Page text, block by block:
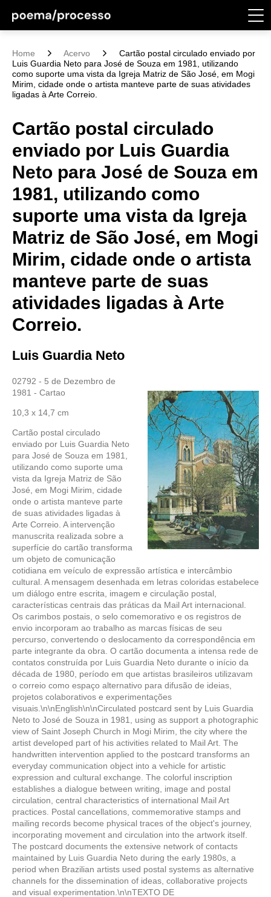
Home Acervo
Cartão postal circulado enviado por
Luis Guardia Neto para José de Souza em 1981, utilizando
como suporte uma vista da Igreja Matriz de São José, em Mogi
Mirim, cidade onde o artista manteve parte de suas atividades
ligadas à Arte Correio.
Cartão postal circulado
enviado por Luis Guardia
Neto para José de Souza em
1981, utilizando como
suporte uma vista da Igreja
Matriz de São José, em Mogi
Mirim, cidade onde o artista
manteve parte de suas
atividades ligadas à Arte
Correio.
Luis Guardia Neto
02792 - 5 de Dezembro de
1981 - Cartao
10,3 x 14,7 cm
Cartão postal circulado
enviado por Luis Guardia Neto
para José de Souza em 1981,
utilizando como suporte uma
vista da Igreja Matriz de São
José, em Mogi Mirim, cidade
onde o artista manteve parte
de suas atividades ligadas à
Arte Correio. A intervenção
manuscrita realizada sobre a
superfície do cartão transforma
um objeto de comunicação
cotidiana em veículo de expressão artística e intercâmbio
cultural. A mensagem desenhada em letras coloridas estabelece
um diálogo entre escrita, imagem e circulação postal,
características centrais das práticas da Mail Art internacional.
Os carimbos postais, o selo comemorativo e os registros de
envio incorporam ao trabalho as marcas físicas de seu
percurso, convertendo o deslocamento da correspondência em
parte integrante da obra. O cartão documenta a intensa rede de
contatos construída por Luis Guardia Neto durante o início da
década de 1980, período em que artistas brasileiros utilizavam
o correio como espaço alternativo para difusão de ideias,
projetos colaborativos e experimentações
visuais.\n\nEnglish\n\nCirculated postcard sent by Luis Guardia
Neto to José de Souza in 1981, using as support a photographic
view of Saint Joseph Church in Mogi Mirim, the city where the
artist developed part of his activities related to Mail Art. The
handwritten intervention applied to the postcard transforms an
everyday communication object into a vehicle for artistic
expression and cultural exchange. The colorful inscription
establishes a dialogue between writing, image and postal
circulation, central characteristics of international Mail Art
practices. Postal cancellations, commemorative stamps and
mailing records become physical traces of the object's journey,
incorporating movement and circulation into the artwork itself.
The postcard documents the extensive network of contacts
maintained by Luis Guardia Neto during the early 1980s, a
period when Brazilian artists used postal systems as alternative
channels for the dissemination of ideas, collaborative projects
and visual experimentation.\n\nTEXTO DE